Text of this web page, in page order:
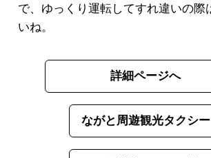
で、ゆっくり運転してすれ違いの際
いね。
詳細ページへ
ながと周遊観光タクシー